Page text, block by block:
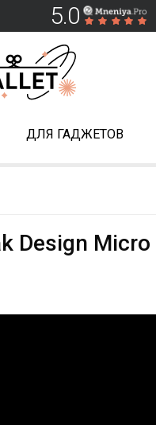
5.0
ДЛЯ ГАДЖЕТОВ
Design Micro